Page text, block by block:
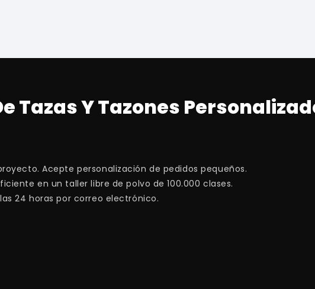
Tazas Y Tazones
Acepte personalización de pedidos pequeños.
en un taller libre de polvo de 100.000 clases.
24 horas por correo electrónico.